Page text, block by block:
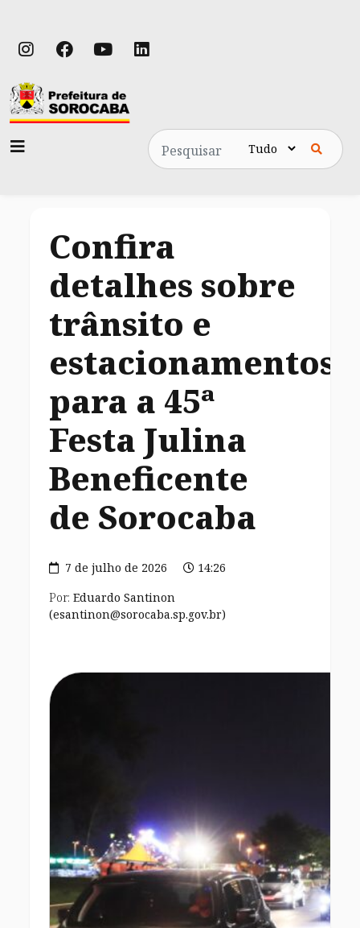
Pesquisa
Confira
detalhes sobre
trânsito e
estacionamentos
para a 45ª
Festa Julina
Beneficente
de Sorocaba
7 de julho de 2026
14:26
Por:Eduardo Santinon
(esantinon@sorocaba.sp.gov.br)